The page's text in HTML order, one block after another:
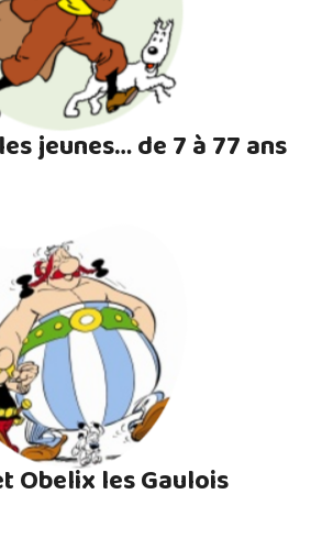
jeunes… de 7 à 77 ans
Obelix les Gaulois